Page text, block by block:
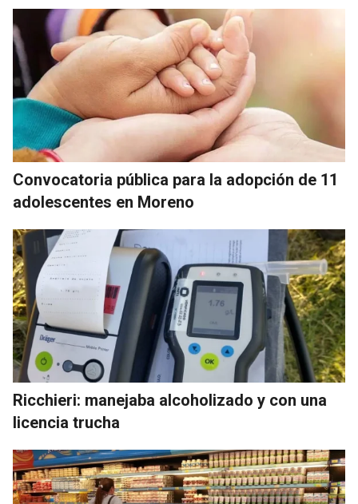
Convocatoria pública para la adopción de 11
adolescentes en Moreno
Ricchieri: manejaba alcoholizado y con una
licencia trucha